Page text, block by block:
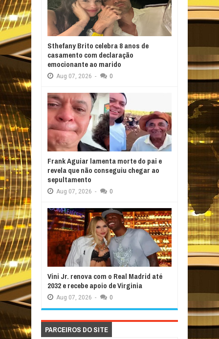
Sthefany Brito celebra 8 anos de
casamento com declaração
emocionante ao marido
Aug 07, 2026 - 0
Frank Aguiar lamenta morte do pai e
revela que não conseguiu chegar ao
sepultamento
Aug 07, 2026 - 0
Vini Jr. renova com o Real Madrid até
2032 e recebe apoio de Virginia
Aug 07, 2026 - 0
PARCEIROS DO SITE